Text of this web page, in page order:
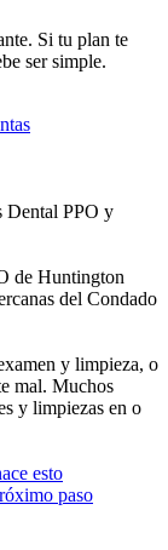
Si tu plan te
ser simple.
Dental PPO y
de Huntington
del Condado
y limpieza, o
mal. Muchos
y limpiezas en o
esto
paso